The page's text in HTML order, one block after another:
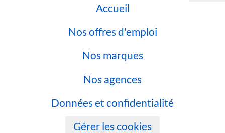
Accueil
Nos offres d'emploi
Nos marques
Nos agences
Données et confidentialité
Gérer les cookies